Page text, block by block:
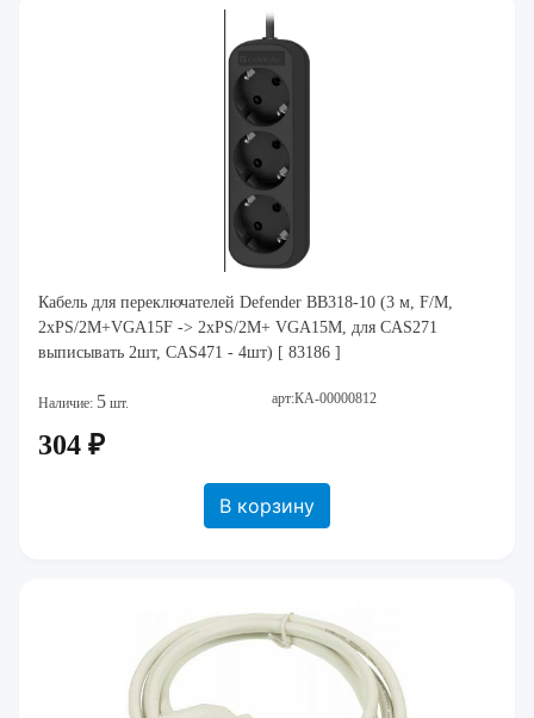
Кабель для переключателей Defender BB318-10 (3 м, F/M,
2xPS/2M+VGA15F -> 2xPS/2M+ VGA15M, для CAS271
выписывать 2шт, CAS471 - 4шт) [ 83186 ]
Наличие: 5 шт. арт:КА-00000812
304 ₽
В корзину